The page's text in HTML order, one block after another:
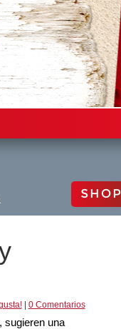
SHOP
| 0 Comentarios
sugieren una